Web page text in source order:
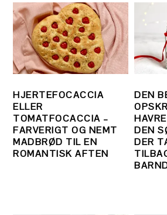
HJERTEFOCACCIA
ELLER
TOMATFOCACCIA –
FARVERIGT OG NEMT
MADBRØD TIL EN
ROMANTISK AFTEN
DEN
DEN
DER